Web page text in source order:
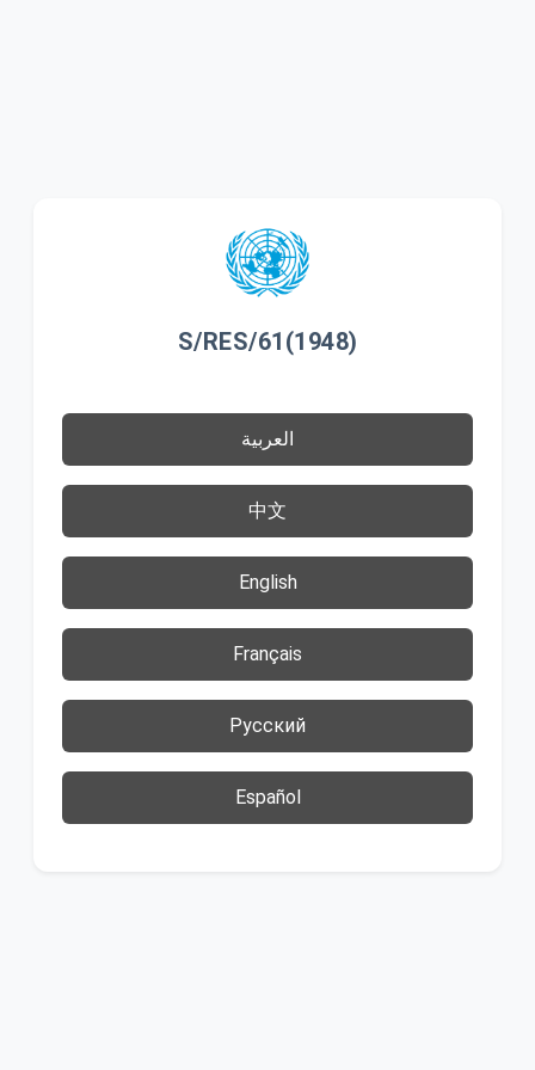
S/RES/61(1948)
العربية
中文
English
Français
Русский
Español